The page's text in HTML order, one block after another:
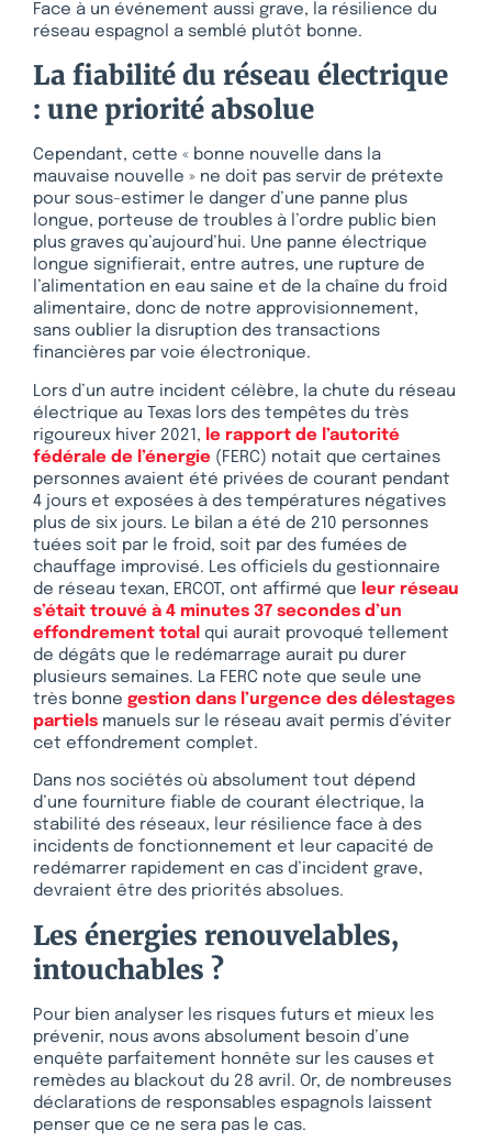
Face à un événement aussi grave, la résilience du
réseau espagnol a semblé plutôt bonne.
La fiabilité du réseau électrique
: une priorité absolue
Cependant, cette « bonne nouvelle dans la
mauvaise nouvelle » ne doit pas servir de prétexte
pour sous-estimer le danger d’une panne plus
longue, porteuse de troubles à l’ordre public bien
plus graves qu’aujourd’hui. Une panne électrique
longue signifierait, entre autres, une rupture de
l’alimentation en eau saine et de la chaîne du froid
alimentaire, donc de notre approvisionnement,
sans oublier la disruption des transactions
financières par voie électronique.
Lors d’un autre incident célèbre, la chute du réseau
électrique au Texas lors des tempêtes du très
rigoureux hiver 2021, le rapport de l’autorité
fédérale de l’énergie (FERC) notait que certaines
personnes avaient été privées de courant pendant
4 jours et exposées à des températures négatives
plus de six jours. Le bilan a été de 210 personnes
tuées soit par le froid, soit par des fumées de
chauffage improvisé. Les officiels du gestionnaire
de réseau texan, ERCOT, ont affirmé que leur réseau
s’était trouvé à 4 minutes 37 secondes d’un
effondrement total qui aurait provoqué tellement
de dégâts que le redémarrage aurait pu durer
plusieurs semaines. La FERC note que seule une
très bonne gestion dans l’urgence des délestages
partiels manuels sur le réseau avait permis d’éviter
cet effondrement complet.
Dans nos sociétés où absolument tout dépend
d’une fourniture fiable de courant électrique, la
stabilité des réseaux, leur résilience face à des
incidents de fonctionnement et leur capacité de
redémarrer rapidement en cas d’incident grave,
devraient être des priorités absolues.
Les énergies renouvelables,
intouchables ?
Pour bien analyser les risques futurs et mieux les
prévenir, nous avons absolument besoin d’une
enquête parfaitement honnête sur les causes et
remèdes au blackout du 28 avril. Or, de nombreuses
déclarations de responsables espagnols laissent
penser que ce ne sera pas le cas.